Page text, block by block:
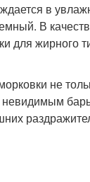
в
В
для жирного
не
невидимым